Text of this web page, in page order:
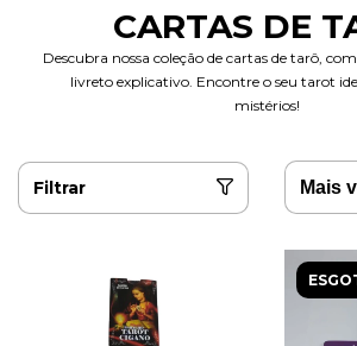
CARTAS DE
Descubra nossa coleção de cartas de tarô,
livreto explicativo. Encontre o seu tarot
mistérios!
Filtrar